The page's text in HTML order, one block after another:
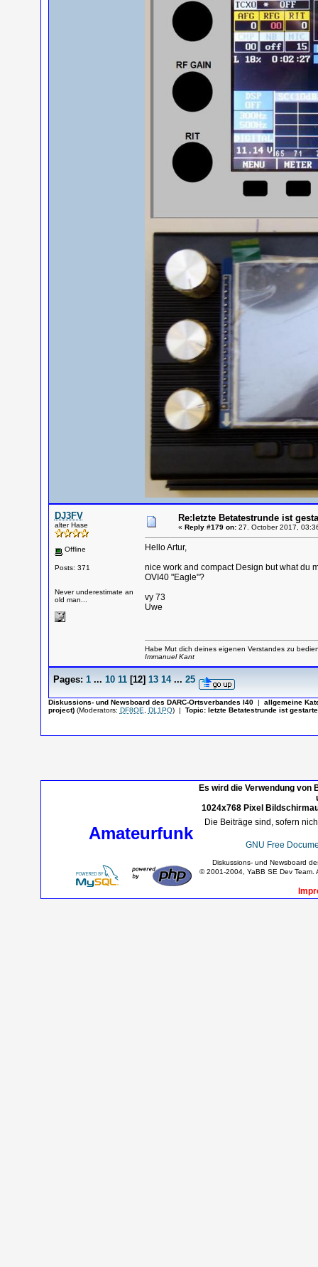
DJ3FV
alter Hase
Offline
Posts: 371
Never underestimate an
old man...
Re:letzte Betatestrunde ist
« Reply #179 on:27. October 2017,
Hello Artur,
nice work and compact Design but what du
OVI40 "Eagle"?
vy 73
Uwe
Habe Mut dich deines eigenen Verstandes zu
Immanuel Kant
Pages: 1 ... 10 11[12] 13 14 ... 25
Diskussions- und Newsboard des DARC-Ortsverbandes I40 |
allgemeine
project)(Moderators: DF8OE DL1PQ) | Topic: letzte Betatestrunde ist
Es wird die Verwendung
1024x768 Pixel
Amateurfunk
Die Beiträge sind, sofern
GNU Free
Diskussions- und Newsboard
© 2001-2004, YaBB SE Dev Team.